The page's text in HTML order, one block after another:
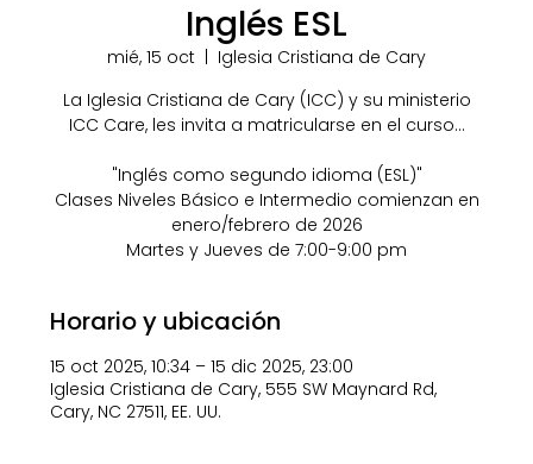
Inglés ESL
mié, 15 oct
Iglesia Cristiana de Cary
La Iglesia Cristiana de Cary (ICC) y su ministerio
ICC Care, les invita a matricularse en el curso...
"Inglés como segundo idioma (ESL)"
Clases Niveles Básico e Intermedio comienzan en
enero/febrero de 2026
Martes y Jueves de 7:00-9:00 pm
Horario y ubicación
15 oct 2025, 10:34 – 15 dic 2025, 23:00
Iglesia Cristiana de Cary, 555 SW Maynard Rd,
Cary, NC 27511, EE. UU.